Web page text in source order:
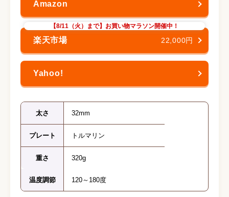
【8/11（火）まで】お買い物マラソン開催中！
22,000円
太さ 32mm
プレート トルマリン
重さ 320g
温度調節 120～180度